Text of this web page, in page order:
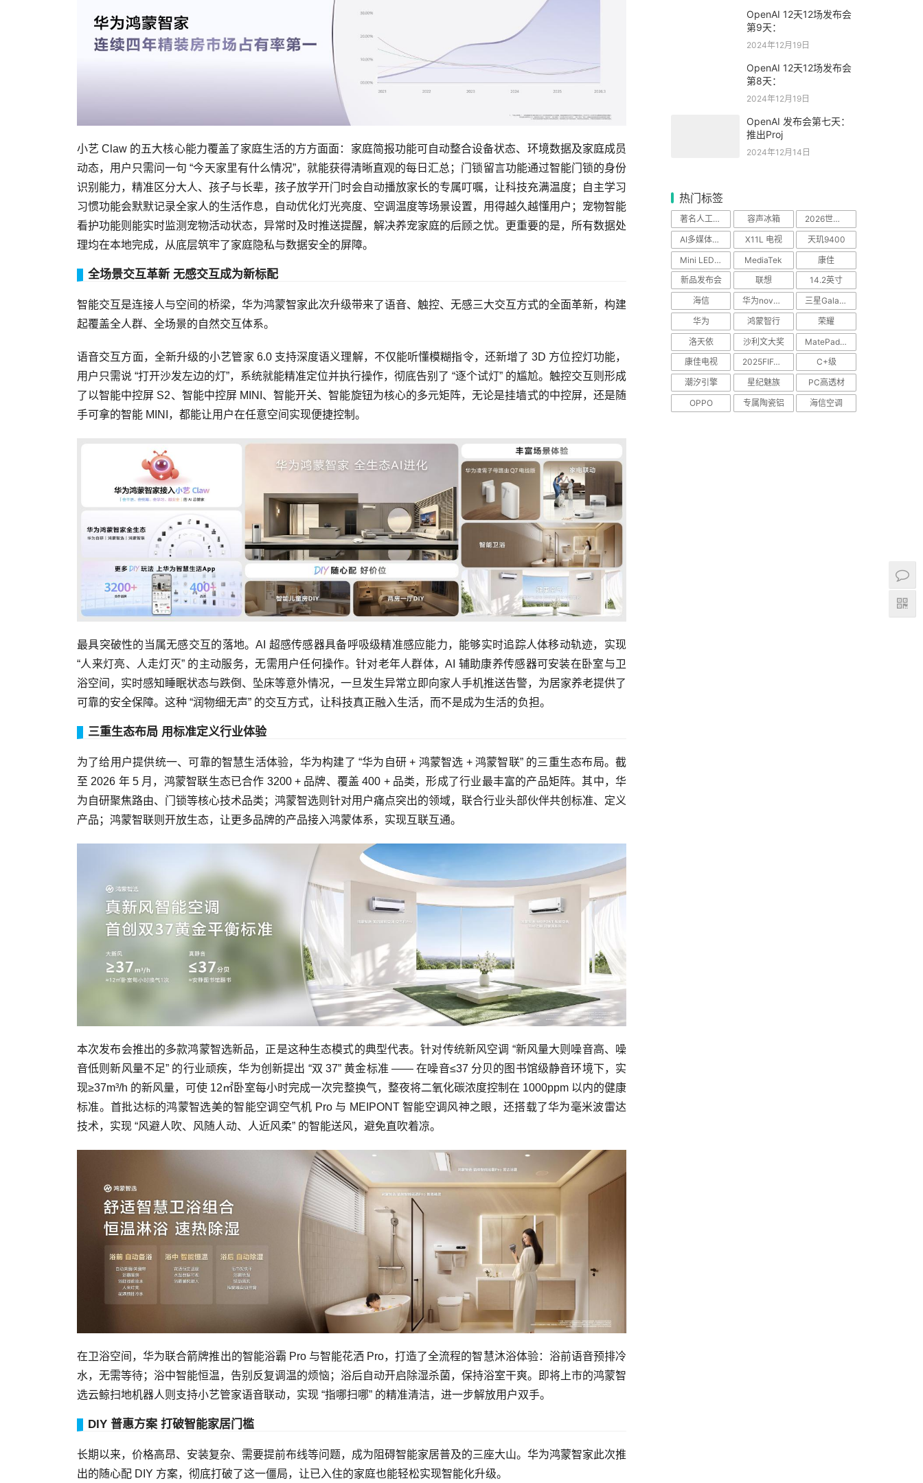
小艺 Claw 的五大核心能力覆盖了家庭生活的方方面面：家庭简报功能可自动整合设备状态、环境数据及家庭成员
动态，用户只需问一句 “今天家里有什么情况”，就能获得清晰直观的每日汇总；门锁留言功能通过智能门锁的身份
识别能力，精准区分大人、孩子与长辈，孩子放学开门时会自动播放家长的专属叮嘱，让科技充满温度；自主学习
习惯功能会默默记录全家人的生活作息，自动优化灯光亮度、空调温度等场景设置，用得越久越懂用户；宠物智能
看护功能则能实时监测宠物活动状态，异常时及时推送提醒，解决养宠家庭的后顾之忧。更重要的是，所有数据处
理均在本地完成，从底层筑牢了家庭隐私与数据安全的屏障。
全场景交互革新 无感交互成为新标配
智能交互是连接人与空间的桥梁，华为鸿蒙智家此次升级带来了语音、触控、无感三大交互方式的全面革新，构建
起覆盖全人群、全场景的自然交互体系。
语音交互方面，全新升级的小艺管家 6.0 支持深度语义理解，不仅能听懂模糊指令，还新增了 3D 方位控灯功能，
用户只需说 “打开沙发左边的灯”，系统就能精准定位并执行操作，彻底告别了 “逐个试灯” 的尴尬。触控交互则形成
了以智能中控屏 S2、智能中控屏 MINI、智能开关、智能旋钮为核心的多元矩阵，无论是挂墙式的中控屏，还是随
手可拿的智能 MINI，都能让用户在任意空间实现便捷控制。
最具突破性的当属无感交互的落地。AI 超感传感器具备呼吸级精准感应能力，能够实时追踪人体移动轨迹，实现
“人来灯亮、人走灯灭” 的主动服务，无需用户任何操作。针对老年人群体，AI 辅助康养传感器可安装在卧室与卫
浴空间，实时感知睡眠状态与跌倒、坠床等意外情况，一旦发生异常立即向家人手机推送告警，为居家养老提供了
可靠的安全保障。这种 “润物细无声” 的交互方式，让科技真正融入生活，而不是成为生活的负担。
三重生态布局 用标准定义行业体验
为了给用户提供统一、可靠的智慧生活体验，华为构建了 “华为自研 + 鸿蒙智选 + 鸿蒙智联” 的三重生态布局。截
至 2026 年 5 月，鸿蒙智联生态已合作 3200 + 品牌、覆盖 400 + 品类，形成了行业最丰富的产品矩阵。其中，华
为自研聚焦路由、门锁等核心技术品类；鸿蒙智选则针对用户痛点突出的领域，联合行业头部伙伴共创标准、定义
产品；鸿蒙智联则开放生态，让更多品牌的产品接入鸿蒙体系，实现互联互通。
本次发布会推出的多款鸿蒙智选新品，正是这种生态模式的典型代表。针对传统新风空调 “新风量大则噪音高、噪
音低则新风量不足” 的行业顽疾，华为创新提出 “双 37” 黄金标准 —— 在噪音≤37 分贝的图书馆级静音环境下，实
现≥37m³/h 的新风量，可使 12㎡卧室每小时完成一次完整换气，整夜将二氧化碳浓度控制在 1000ppm 以内的健康
标准。首批达标的鸿蒙智选美的智能空调空气机 Pro 与 MEIPONT 智能空调风神之眼，还搭载了华为毫米波雷达
技术，实现 “风避人吹、风随人动、人近风柔” 的智能送风，避免直吹着凉。
在卫浴空间，华为联合箭牌推出的智能浴霸 Pro 与智能花洒 Pro，打造了全流程的智慧沐浴体验：浴前语音预排冷
水，无需等待；浴中智能恒温，告别反复调温的烦恼；浴后自动开启除湿杀菌，保持浴室干爽。即将上市的鸿蒙智
选云鲸扫地机器人则支持小艺管家语音联动，实现 “指哪扫哪” 的精准清洁，进一步解放用户双手。
DIY 普惠方案 打破智能家居门槛
长期以来，价格高昂、安装复杂、需要提前布线等问题，成为阻碍智能家居普及的三座大山。华为鸿蒙智家此次推
出的随心配 DIY 方案，彻底打破了这一僵局，让已入住的家庭也能轻松实现智能化升级。
OpenAI 12天12场发布会
第9天：
2024年12月19日
OpenAI 12天12场发布会
第8天：
2024年12月19日
OpenAI 发布会第七天：
推出Proj
2024年12月14日
热门标签
著名人工智能科学 容声冰箱
2026世界杯
AI多媒体中心
X11L 电视
天玑9400
Mini LED电视
MediaTek
康佳
新品发布会
联想
14.2英寸
海信
华为nova Flip
三星Galaxy S25 Edge
华为
鸿蒙智行
荣耀
洛天依
沙利文大奖
MatePad Pro
康佳电视
2025FIFA世俱杯
C+级
潮汐引擎
星纪魅族
PC高透材
OPPO
专属陶瓷铝 海信空调